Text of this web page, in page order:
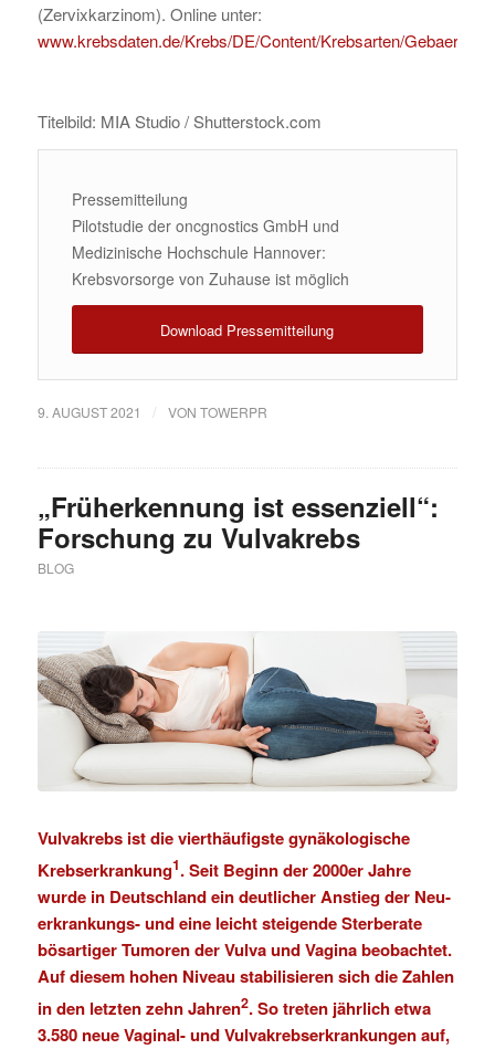
(Zervixkarzinom). Online unter:
www.krebsdaten.de/Krebs/DE/Content/Krebsarten/
Titelbild: MIA Studio / Shutterstock.com
Pressemitteilung
Pilotstudie der oncgnostics GmbH und
Medizinische Hochschule Hannover:
Krebsvorsorge von Zuhause ist möglich
Download Pressemitteilung
9. AUGUST 2021 / VON TOWERPR
„Früherkennung ist essenziell“:
Forschung zu Vulvakrebs
BLOG
Vulvakrebs ist die vierthäufigste gynäkologische
Krebserkrankung1. Seit Beginn der 2000er Jahre
wurde in Deutschland ein deutlicher Anstieg der Neu­
erkrankungs- und eine leicht steigende Sterberate
bösartiger Tumoren der Vulva und Vagina beobachtet.
Auf diesem hohen Niveau stabilisieren sich die Zahlen
in den letzten zehn Jahren2. So treten jährlich etwa
3.580 neue Vaginal- und Vulvakrebserkrankungen auf,